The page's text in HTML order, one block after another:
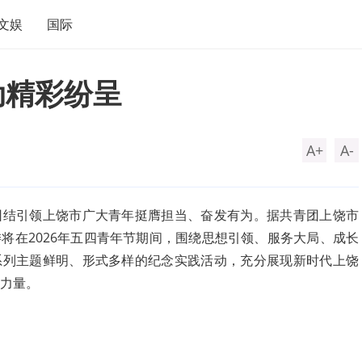
娱 国际
彩纷呈
A+ A-
引领上饶市广大青年挺膺担当、奋发有为。据共青团上饶市
在2026年五四青年节期间，围绕思想引领、服务大局、成长
主题鲜明、形式多样的纪念实践活动，充分展现新时代上饶
量。